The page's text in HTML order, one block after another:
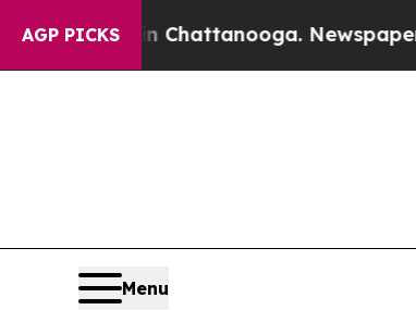
AGP PICKS
Chaos in Chattanooga. Newspaper
Menu